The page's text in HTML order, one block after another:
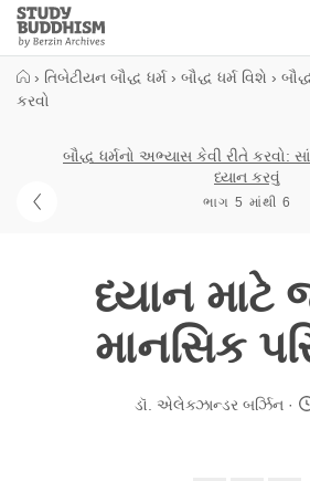
Close
Study
Buddhism
Home
› તિબેટીયન બૌદ્ધ ધર્મ › બૌદ્ધ ધર્મ વિશે ›
કરવો
બૌદ્ધ ધર્મનો અભ્યાસ કેવી રીતે કરવો:
ધ્યાન કરવું
ભાગ 5 માંથી 6
ધ્યાન માટે
માનસિક
ડૉ. એલેક્ઝાન્ડર બર્ઝિન